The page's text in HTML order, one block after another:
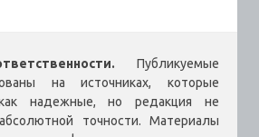
Публикуемые
на источниках, которые
как надежные, но редакция не
точности. Материалы